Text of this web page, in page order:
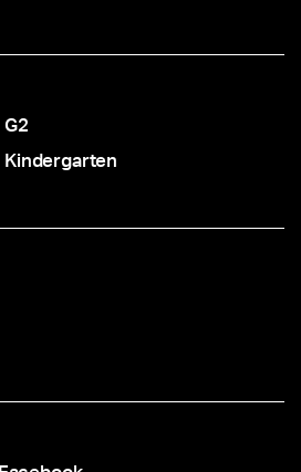
G2
Kindergarten